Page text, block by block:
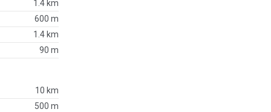
1.4 km
600 m
1.4 km
90 m
10 km
500 m